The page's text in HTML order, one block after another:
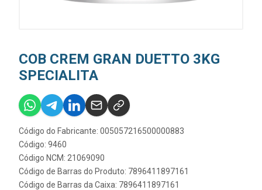
COB CREM GRAN DUETTO 3KG
SPECIALITA
Código do Fabricante: 005057216500000883
Código: 9460
Código NCM: 21069090
Código de Barras do Produto: 7896411897161
Código de Barras da Caixa: 7896411897161